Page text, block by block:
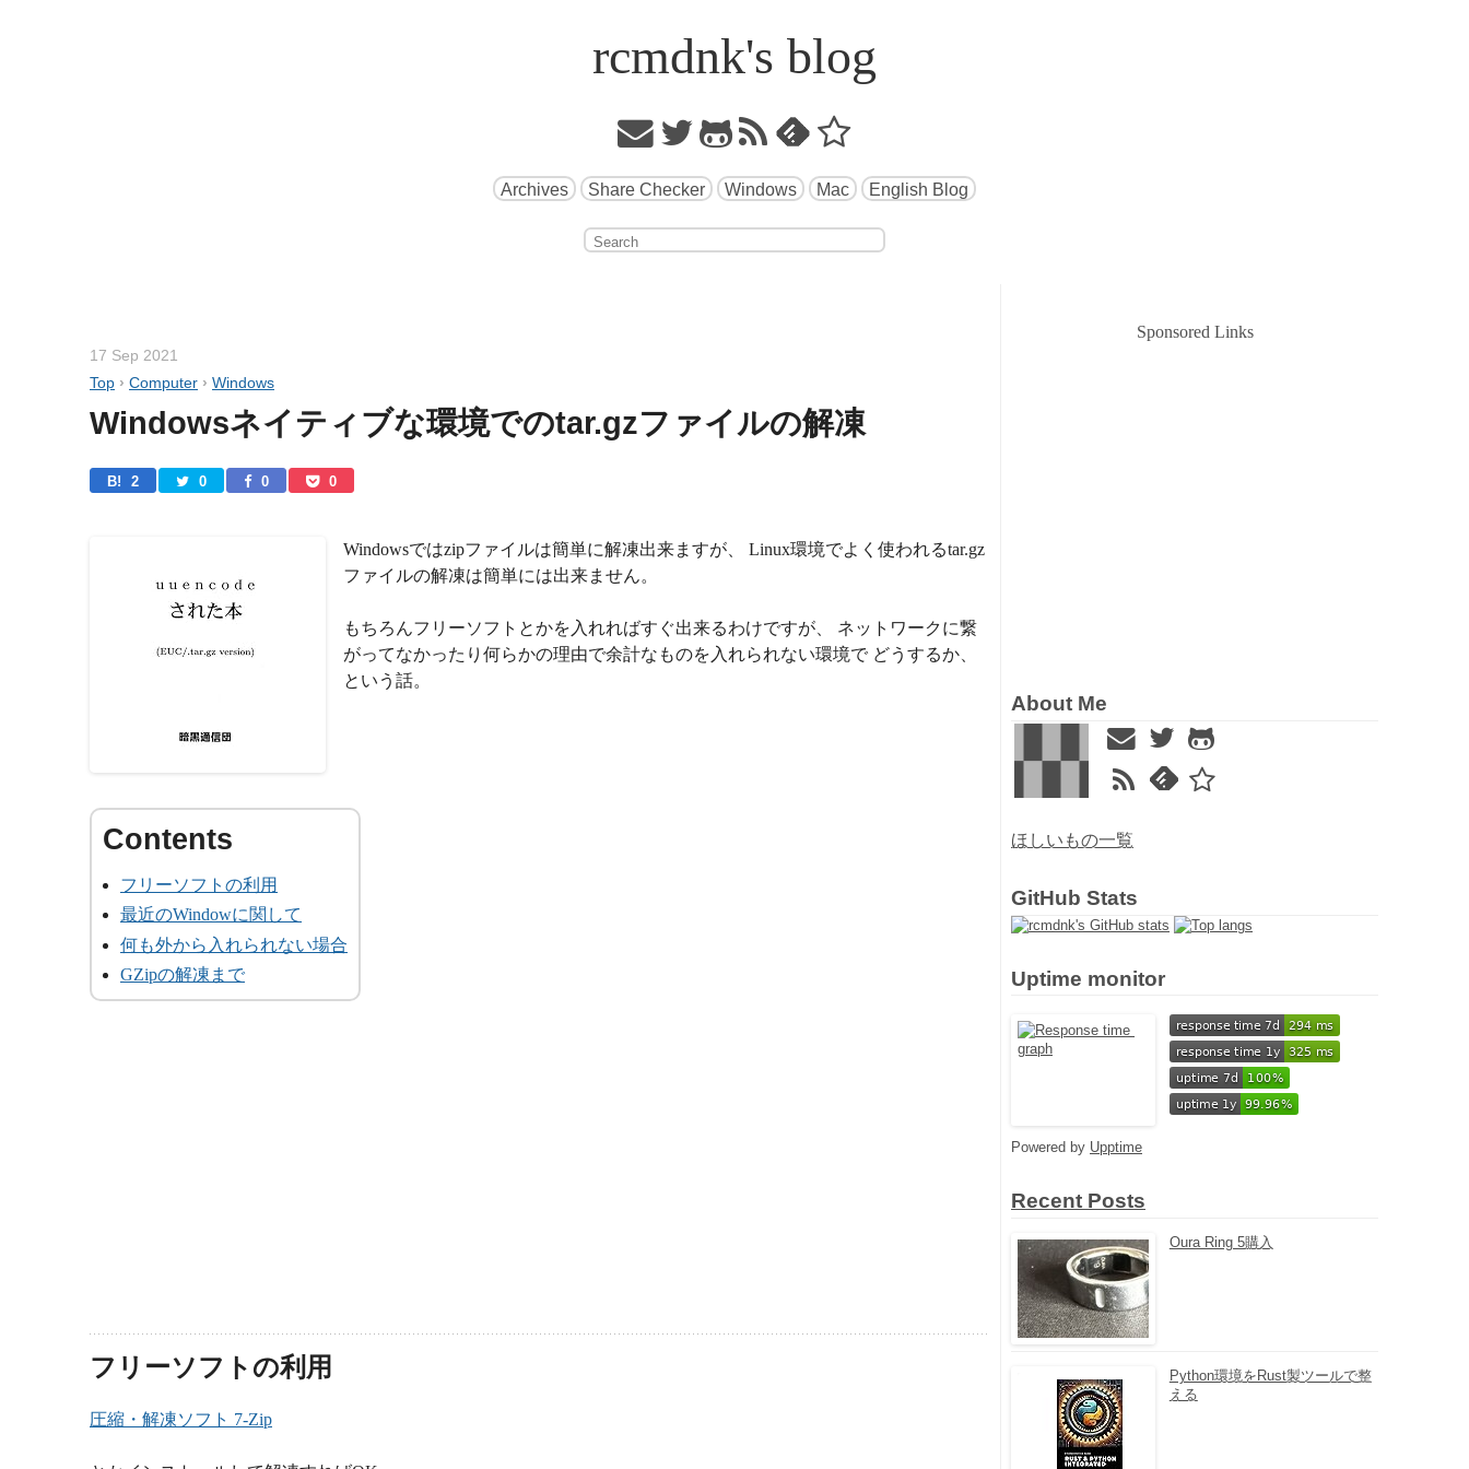
rcmdnk's blog
Archives Share Checker Windows Mac English Blog
17 Sep 2021
Top › Computer › Windows
Windowsネイティブな環境でのtar.gzファイルの解凍
B! 2 0 0 0
Windowsではzipファイルは簡単に解凍出来ますが、 Linux環境でよく使われるtar.gz
ファイルの解凍は簡単には出来ません。
もちろんフリーソフトとかを入れればすぐ出来るわけですが、 ネットワークに繋
がってなかったり何らかの理由で余計なものを入れられない環境で どうするか、
という話。
フリーソフトの利用
最近のWindowに関して
何も外から入れられない場合
GZipの解凍まで
フリーソフトの利用
圧縮・解凍ソフト 7-Zip
Sponsored Links
About Me
ほしいもの一覧
GitHub Stats
Uptime monitor
Powered by Upptime
Recent Posts
Oura Ring 5購入
Python環境をRust製ツールで整
える